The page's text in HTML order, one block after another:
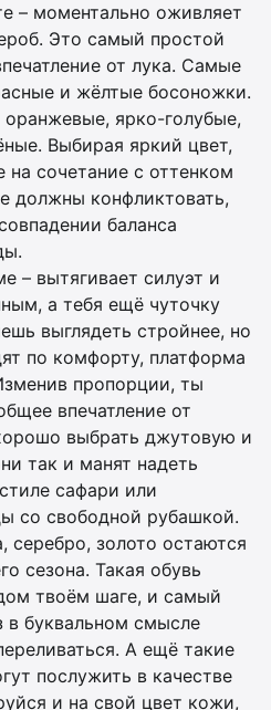
– моментально оживляет
Это самый простой
от лука. Самые
и жёлтые босоножки.
ярко-голубые,
Выбирая яркий цвет,
сочетание с оттенком
должны конфликтовать,
баланса
– вытягивает силуэт и
а тебя ещё чуточку
выглядеть стройнее, но
по комфорту, платформа
пропорции, ты
впечатление от
выбрать джутовую и
так и манят надеть
сафари или
со свободной рубашкой.
серебро, золото остаются
сезона. Такая обувь
твоём шаге, и самый
буквальном смысле
А ещё такие
послужить в качестве
и на свой цвет кожи,